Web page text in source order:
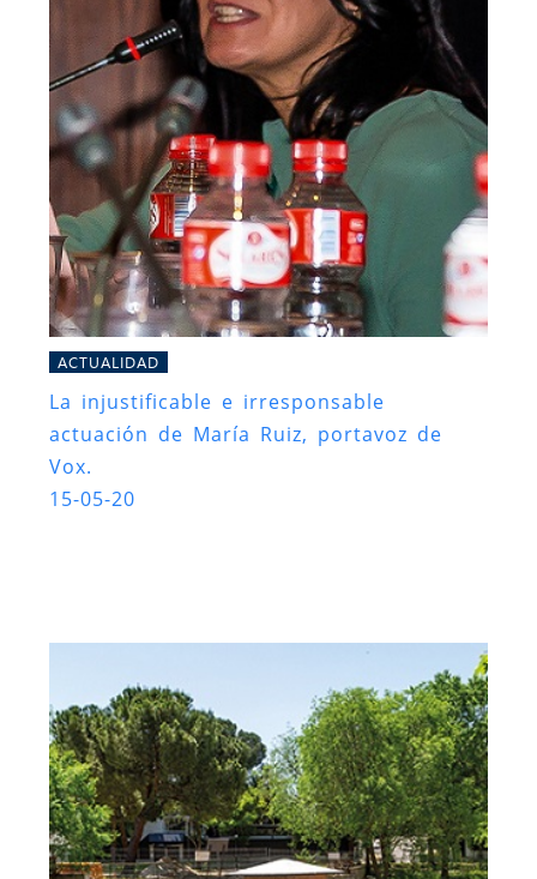
ACTUALIDAD
La injustificable e irresponsable
actuación de María Ruiz, portavoz de
Vox.
15-05-20